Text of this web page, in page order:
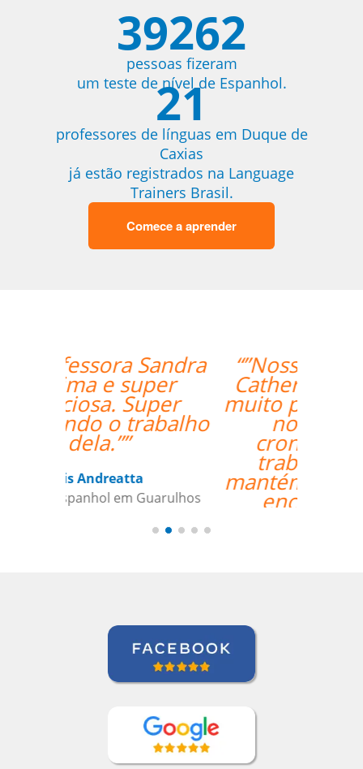
39262
pessoas fizeram
um teste de nível de Espanhol.
21
professores de línguas em Duque de
Caxias
já estão registrados na Language
Trainers Brasil.
Comece a aprender
“”Nossa professora,
Catherine, tem sido
muito paciente com o
nosso louco
cronograma de
mantém envolvidos e
encorajados a
continuar o nosso
objetivo de aprender